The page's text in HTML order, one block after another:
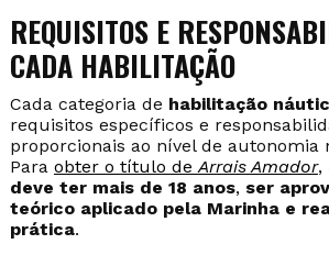
REQUISITOS E
CADA HABILITAÇÃO
Cada categoria de habilitação
requisitos específicos e
proporcionais ao nível de autonomia
Para obter o título deArrais Amador,
deve ter mais de 18 anos, ser
teórico aplicado pela Marinha e
prática.